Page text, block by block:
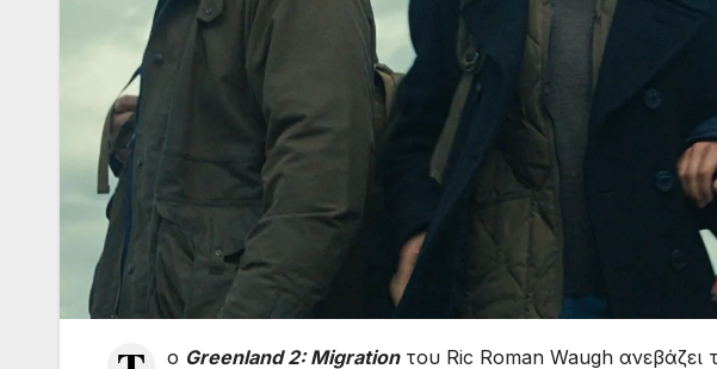
ο Greenland 2: Migrationτου Ric Roman Waugh